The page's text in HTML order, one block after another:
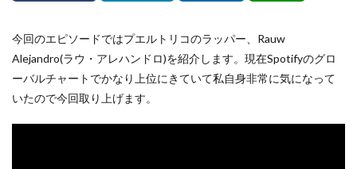
今回のエピソードではプエルトリコのラッパー、Rauw
Alejandro(ラウ・アレハンドロ)を紹介します。現在Spotifyのグロ
ーバルチャートでかなり上位にきていて私自身非常に気になって
いたので今回取り上げます。